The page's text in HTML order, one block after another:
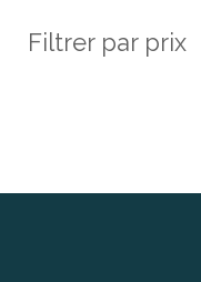
Filtrer par prix